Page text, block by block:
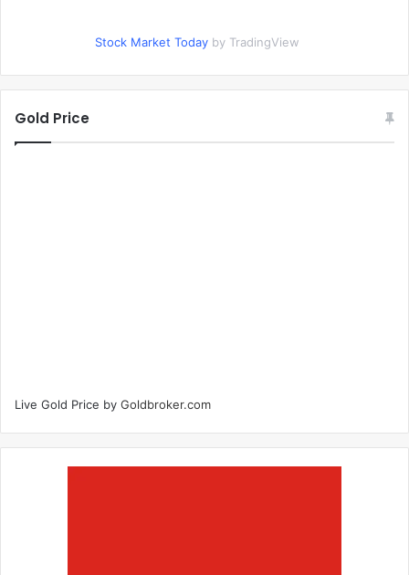
Stock Market Today by TradingView
Gold Price
Live Gold Price by Goldbroker.com